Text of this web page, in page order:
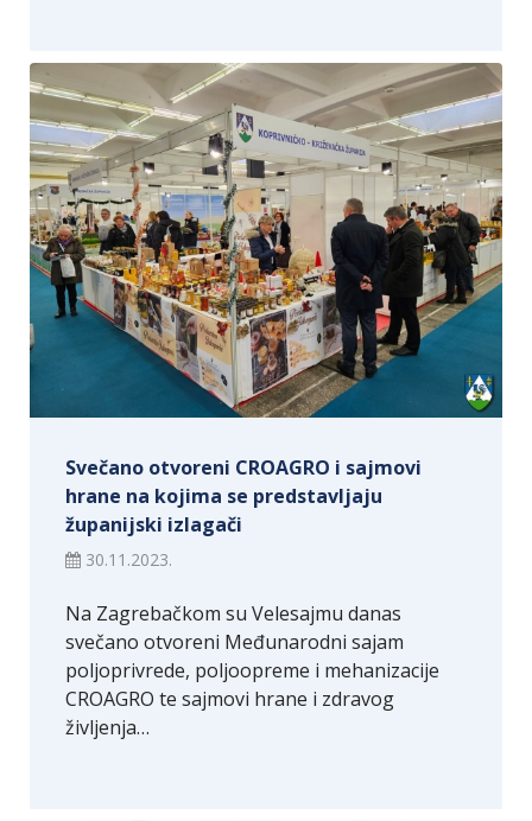
Svečano otvoreni CROAGRO i sajmovi
hrane na kojima se predstavljaju
županijski izlagači
30.11.2023.
Na Zagrebačkom su Velesajmu danas
svečano otvoreni Međunarodni sajam
poljoprivrede, poljoopreme i mehanizacije
CROAGRO te sajmovi hrane i zdravog
življenja…